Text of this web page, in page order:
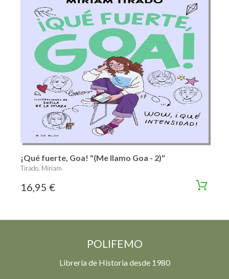
¡Qué fuerte, Goa! "(Me llamo Goa - 2)"
Tirado, Míriam
16,95 €
POLIFEMO
Librería de Historia desde 1980